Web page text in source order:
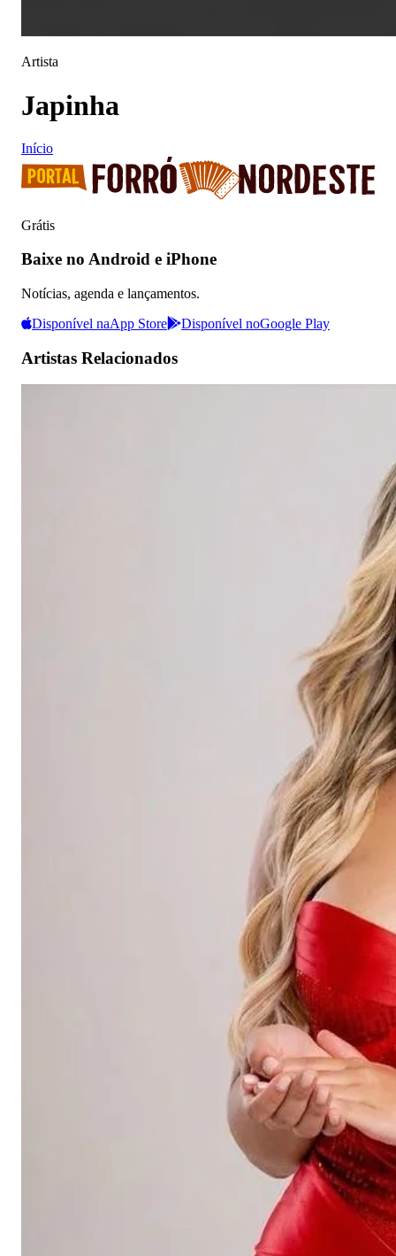
Artista
Japinha
Início
Grátis
Baixe no Android e iPhone
Notícias, agenda e lançamentos.
Disponível naApp Store Disponível noGoogle Play
Artistas Relacionados